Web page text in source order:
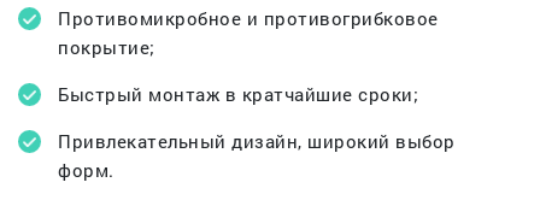
Противомикробное и противогрибковое
покрытие;
Быстрый монтаж в кратчайшие сроки;
Привлекательный дизайн, широкий выбор
форм.